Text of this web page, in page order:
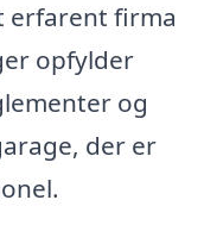
erfarent firma
opfylder
og
der er